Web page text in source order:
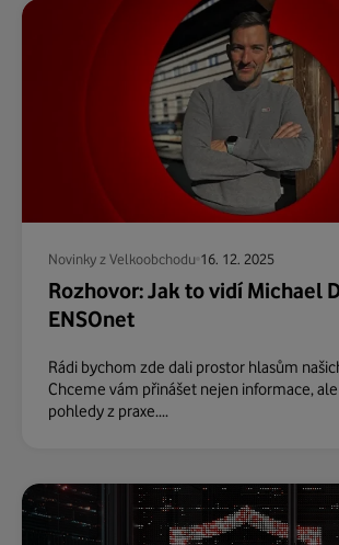
Novinky z Velkoobchodu 16. 12. 2025
Rozhovor: Jak to vidí Michael
ENSOnet
Rádi bychom zde dali prostor hlasům
Chceme vám přinášet nejen informace,
pohledy z praxe....